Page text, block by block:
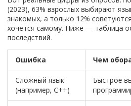
(2023), 63% взрослых выбирают
знакомых, а только 12%
хочется самому. Ниже — таблица
последствий.
Ошибка Чем
Сложный язык
(например, C++)
Быстрое